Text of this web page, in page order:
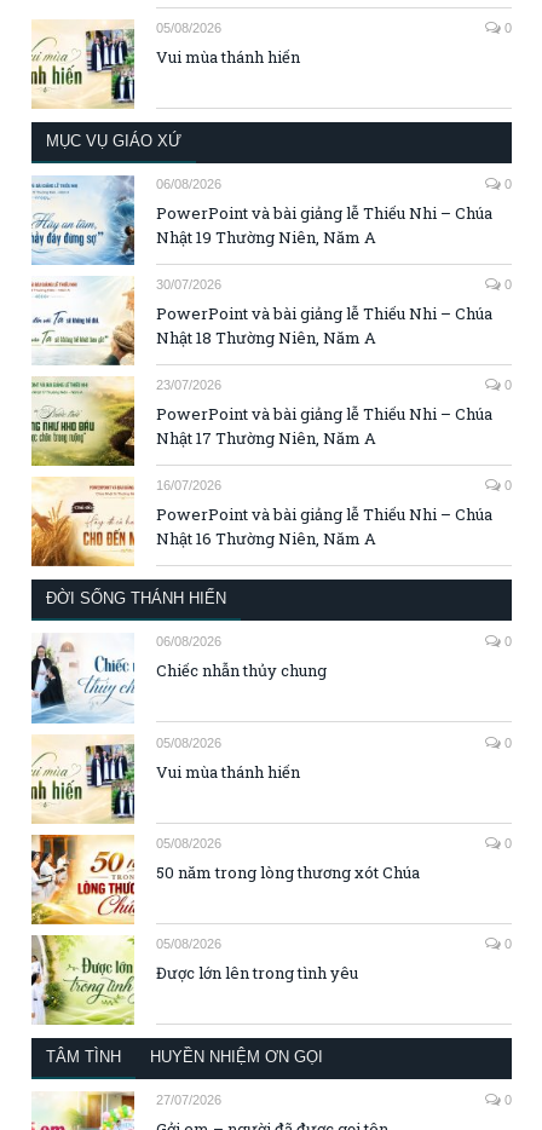
05/08/2026 0
Vui mùa thánh hiến
MỤC VỤ GIÁO XỨ
06/08/2026 0
PowerPoint và bài giảng lễ Thiếu Nhi – Chúa
Nhật 19 Thường Niên, Năm A
30/07/2026 0
PowerPoint và bài giảng lễ Thiếu Nhi – Chúa
Nhật 18 Thường Niên, Năm A
23/07/2026 0
PowerPoint và bài giảng lễ Thiếu Nhi – Chúa
Nhật 17 Thường Niên, Năm A
16/07/2026 0
PowerPoint và bài giảng lễ Thiếu Nhi – Chúa
Nhật 16 Thường Niên, Năm A
ĐỜI SỐNG THÁNH HIẾN
06/08/2026 0
Chiếc nhẫn thủy chung
05/08/2026 0
Vui mùa thánh hiến
05/08/2026 0
50 năm trong lòng thương xót Chúa
05/08/2026 0
Được lớn lên trong tình yêu
TÂM TÌNH HUYỀN NHIỆM ƠN GỌI
27/07/2026 0